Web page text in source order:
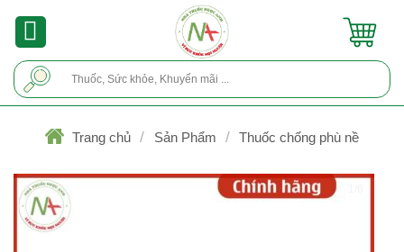
Trang chủ / Sản Phẩm / Thuốc chống phù nề